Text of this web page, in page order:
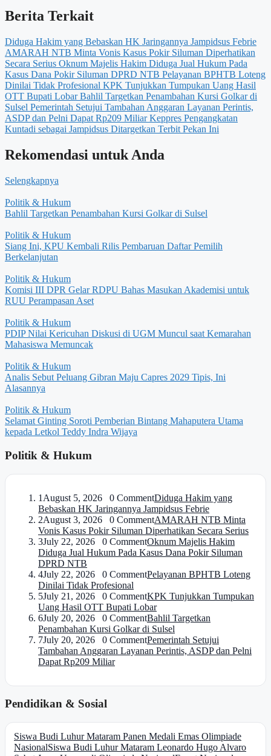
Berita Terkait
Diduga Hakim yang Bebaskan HK Jaringannya Jampidsus Febrie
AMARAH NTB Minta Vonis Kasus Pokir Siluman Diperhatikan
Secara Serius Oknum Majelis Hakim Diduga Jual Hukum Pada
Kasus Dana Pokir Siluman DPRD NTB Pelayanan BPHTB Loteng
Dinilai Tidak Profesional KPK Tunjukkan Tumpukan Uang Hasil
OTT Bupati LobarBahlil Targetkan Penambahan Kursi Golkar di
Sulsel Pemerintah Setujui Tambahan Anggaran Layanan Perintis,
ASDP dan Pelni Dapat Rp209 MiliarKeppres Pengangkatan
Kuntadi sebagai Jampidsus Ditargetkan Terbit Pekan Ini
Rekomendasi untuk Anda
Selengkapnya
Politik & Hukum
Bahlil Targetkan Penambahan Kursi Golkar di Sulsel
Politik & Hukum
Siang Ini, KPU Kembali Rilis Pembaruan Daftar Pemilih
Berkelanjutan
Politik & Hukum
Komisi III DPR Gelar RDPU Bahas Masukan Akademisi untuk
RUU Perampasan Aset
Politik & Hukum
PDIP Nilai Kericuhan Diskusi di UGM Muncul saat Kemarahan
Mahasiswa Memuncak
Politik & Hukum
Analis Sebut Peluang Gibran Maju Capres 2029 Tipis, Ini
Alasannya
Politik & Hukum
Selamat Ginting Soroti Pemberian Bintang Mahaputera Utama
kepada Letkol Teddy Indra Wijaya
Politik & Hukum
1 August 5, 2026 0 CommentDiduga Hakim yang
Bebaskan HK Jaringannya Jampidsus Febrie
2August 3, 2026 0 CommentAMARAH NTB Minta
Vonis Kasus Pokir Siluman Diperhatikan Secara Serius
3July 22, 2026 0 CommentOknum Majelis Hakim
Diduga Jual Hukum Pada Kasus Dana Pokir Siluman
DPRD NTB
4July 22, 2026 0 CommentPelayanan BPHTB Loteng
Dinilai Tidak Profesional
5July 21, 2026 0 CommentKPK Tunjukkan Tumpukan
Uang Hasil OTT Bupati Lobar
6July 20, 2026 0 CommentBahlil Targetkan
Penambahan Kursi Golkar di Sulsel
7July 20, 2026 0 CommentPemerintah Setujui
Tambahan Anggaran Layanan Perintis, ASDP dan Pelni
Dapat Rp209 Miliar
Pendidikan & Sosial
Siswa Budi Luhur Mataram Panen Medali Emas Olimpiade
NasionalSiswa Budi Luhur Mataram Leonardo Hugo Alvaro